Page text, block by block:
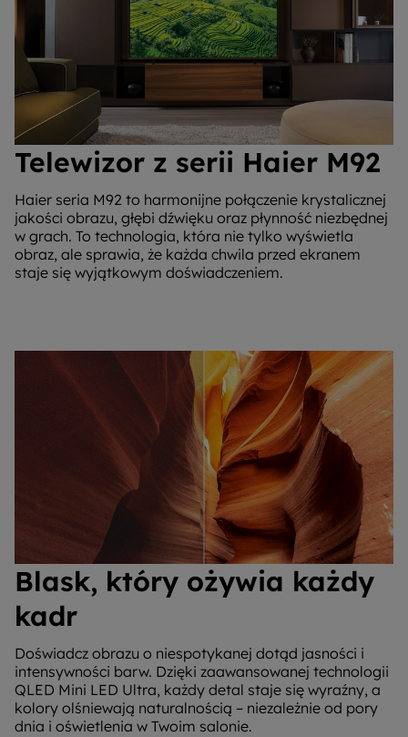
Telewizor z serii Haier M92
Haier seria M92 to harmonijne połączenie krystalicznej
jakości obrazu, głębi dźwięku oraz płynność niezbędnej
w grach. To technologia, która nie tylko wyświetla
obraz, ale sprawia, że każda chwila przed ekranem
staje się wyjątkowym doświadczeniem.
Blask, który ożywia każdy
kadr
Doświadcz obrazu o niespotykanej dotąd jasności i
intensywności barw. Dzięki zaawansowanej technologii
QLED Mini LED Ultra, każdy detal staje się wyraźny, a
kolory olśniewają naturalnością – niezależnie od pory
dnia i oświetlenia w Twoim salonie.